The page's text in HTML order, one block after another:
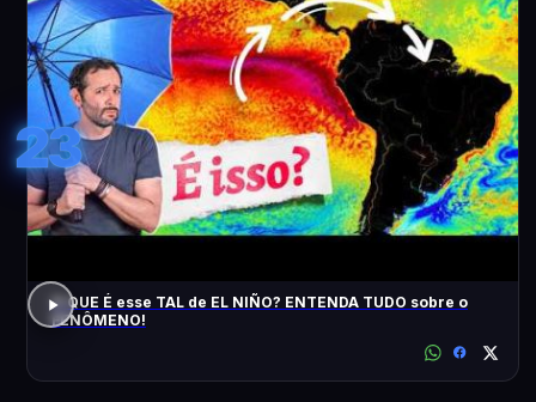
23
O QUE É esse TAL de EL NIÑO? ENTENDA TUDO sobre o
FENÔMENO!